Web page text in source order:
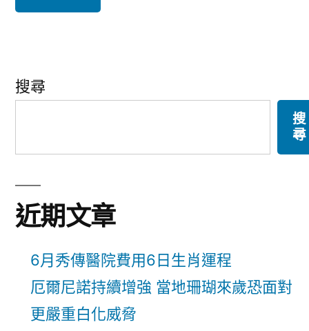
搜尋
搜
尋
近期文章
6月秀傳醫院費用6日生肖運程
厄爾尼諾持續增強 當地珊瑚來歲恐面對
更嚴重白化威脅